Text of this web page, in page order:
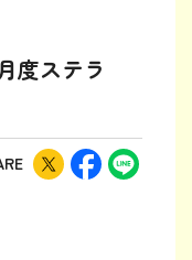
度ステラ